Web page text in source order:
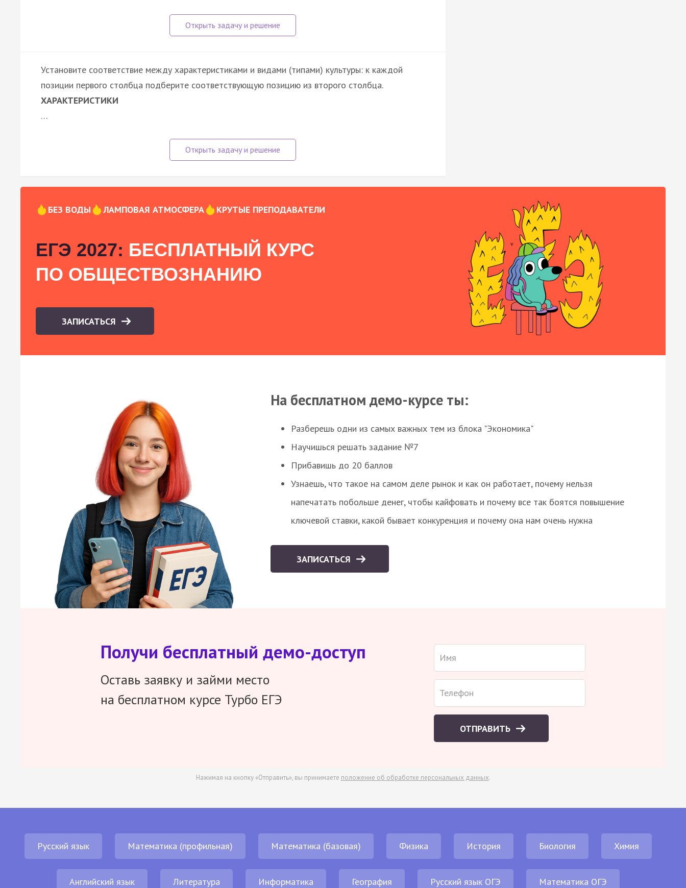
Установите соответствие между характеристиками и видами (типами) культуры: к каждой
позиции первого столбца подберите соответствующую позицию из второго столбца.
ХАРАКТЕРИСТИКИ
…
БЕЗ ВОДЫ ЛАМПОВАЯ АТМОСФЕРА КРУТЫЕ ПРЕПОДАВАТЕЛИ
ЕГЭ 2027: БЕСПЛАТНЫЙ КУРС
ПО ОБЩЕСТВОЗНАНИЮ
ЗАПИСАТЬСЯ
На бесплатном демо-курсе ты:
Разберешь одни из самых важных тем из блока "Экономика"
Научишься решать задание №7
Прибавишь до 20 баллов
Узнаешь, что такое на самом деле рынок и как он работает, почему нельзя
напечатать побольше денег, чтобы кайфовать и почему все так боятся повышение
ключевой ставки, какой бывает конкуренция и почему она нам очень нужна
ЗАПИСАТЬСЯ
Получи бесплатный демо-доступ
Оставь заявку и займи место
на бесплатном курсе Турбо ЕГЭ
ОТПРАВИТЬ
Нажимая на кнопку «Отправить», вы принимаете положение об обработке персональных данных.
Русский язык Математика (профильная) Математика (базовая) Физика История Биология Химия
Английский язык Литература Информатика География Русский язык ОГЭ Математика ОГЭ